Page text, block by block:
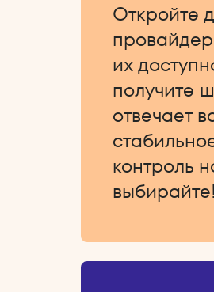
Откройте
их
получите
отвечает
контроль
выбирайте!